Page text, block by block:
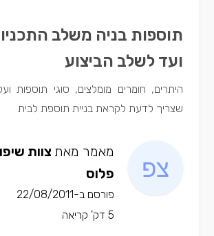
תוספות בניה משלב
ועד לשלב הביצוע
היתרים, חומרים מומלצים, סוגי תוספות
שצריך לדעת לקראת בניית תוספת לבית
מאמר מאת צוות
פלוס
פורסם ב-22/08/2011
5 דק' קריאה